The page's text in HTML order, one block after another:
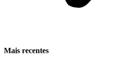
Mais recentes